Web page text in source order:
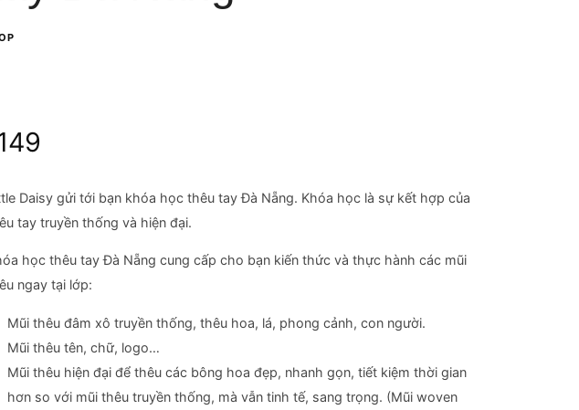
Daisy gửi tới bạn khóa học thêu tay Đà Nẵng. Khóa học là sự kết hợp của
tay truyền thống và hiện đại.
học thêu tay Đà Nẵng cung cấp cho bạn kiến thức và thực hành các mũi
ngay tại lớp:
Mũi thêu đâm xô truyền thống, thêu hoa, lá, phong cảnh, con người.
Mũi thêu tên, chữ, logo…
Mũi thêu hiện đại để thêu các bông hoa đẹp, nhanh gọn, tiết kiệm thời gian
hơn so với mũi thêu truyền thống, mà vẫn tinh tế, sang trọng. (Mũi woven